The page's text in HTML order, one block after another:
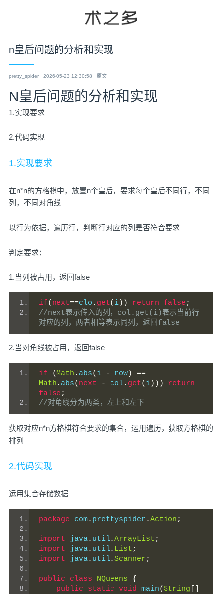
n皇后问题的分析和实现
pretty_spider 2026-05-23 12:30:58 原文
N皇后问题的分析和实现
1.实现要求
2.代码实现
1.实现要求
在n*n的方格棋中，放置n个皇后，要求每个皇后不同行，不同
列，不同对角线
以行为依据，遍历行，判断行对应的列是否符合要求
判定要求：
1.当列被占用，返回false
if( next==clo . get( i)) return false ;
//next表示传入的列，col.get(i)表示当前行
对应的列，两者相等表示同列，返回false
2.当对角线被占用，返回false
if ( Math . abs( i - row)
==
Math . abs( next - col. get( i)))
return
false ;
//对角线分为两类，左上和左下
获取对应n*n方格棋符合要求的集合，运用遍历，获取方格棋的
排列
2.代码实现
运用集合存储数据
package com. prettyspider .Action ;
import java. util.ArrayList ;
import java. util. List ;
import java. util.Scanner ;
public class NQueens
{
public
static void main(String